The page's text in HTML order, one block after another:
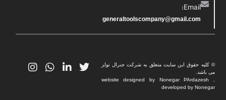
Email:
generaltoolscompany@gmail.com
© کلیه حقوق این سایت متعلق به شرکت جنرال تولز
می باشد.
website designed by Nonegar PArdazesh ,
developed by Nonegar